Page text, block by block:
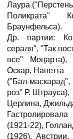
Лаура ("Перстень
Поликрата"
Браунфельса).
Др. партии:
сераля", "Так
все" Моцарта),
Оскар, Нанетта
("Бал-
роз" Р. Штрауса),
Церлина,
(1921-22),
(1926),